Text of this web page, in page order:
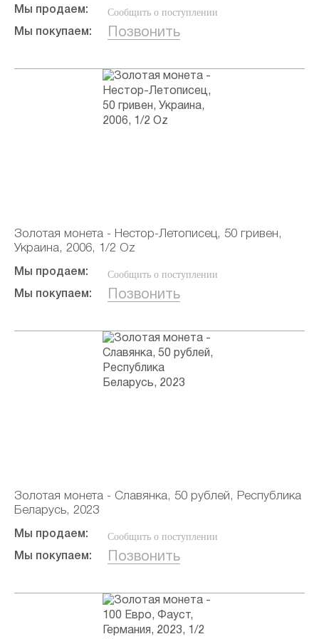
Мы продаем: Сообщить о поступлении
Мы покупаем: Позвонить
Золотая монета - Нестор-Летописец, 50 гривен,
Украина, 2006, 1/2 Oz
Мы продаем: Сообщить о поступлении
Мы покупаем: Позвонить
Золотая монета - Славянка, 50 рублей, Республика
Беларусь, 2023
Мы продаем: Сообщить о поступлении
Мы покупаем: Позвонить